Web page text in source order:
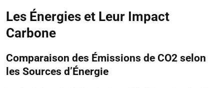
Les Énergies et Leur Impact
Carbone
Comparaison des Émissions de CO2 selon
les Sources d’Énergie